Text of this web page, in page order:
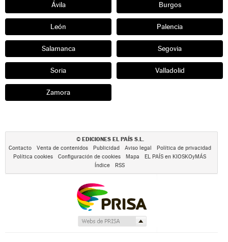
Ávila Burgos
León Palencia
Salamanca Segovia
Soria Valladolid
Zamora
© EDICIONES EL PAÍS S.L.
Contacto Venta de contenidos Publicidad Aviso legal
Política de privacidad
Política cookies
Configuración de cookies Mapa
EL PAÍS en KIOSKOyMÁS
Índice
RSS